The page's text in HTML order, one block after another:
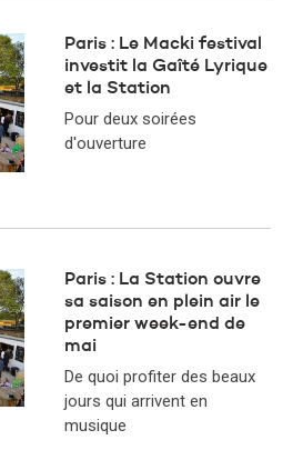
Paris : Le Macki festival
investit la Gaîté Lyrique
et la Station
Pour deux soirées
d'ouverture
Paris : La Station ouvre
sa saison en plein air le
premier week-end de
mai
De quoi profiter des beaux
jours qui arrivent en
musique